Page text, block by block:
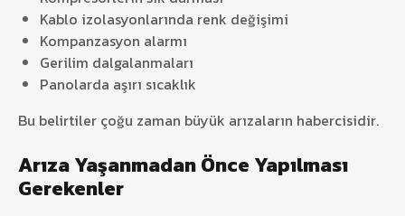
Kablo izolasyonlarında renk değişimi
Kompanzasyon alarmı
Gerilim dalgalanmaları
Panolarda aşırı sıcaklık
Bu belirtiler çoğu zaman büyük arızaların habercisidir.
Arıza Yaşanmadan Önce Yapılması
Gerekenler